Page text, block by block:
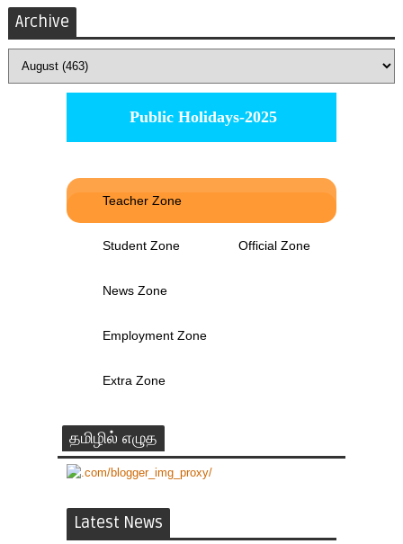
Archive
Public Holidays-2025
Teacher Zone
Student Zone Official Zone
News Zone
Employment Zone
Extra Zone
தமிழில் எழுத
Latest News